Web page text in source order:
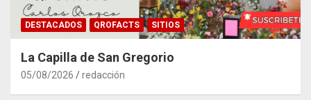
DESTACADOS QROFACTS SITIOS
La Capilla de San Gregorio
05/08/2026 redacción